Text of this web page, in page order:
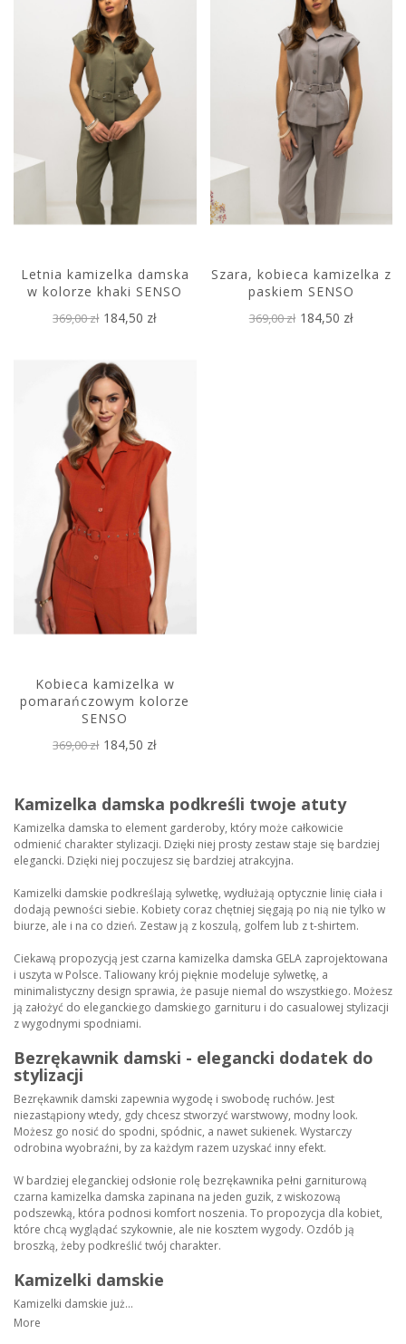
Letnia kamizelka damska
w kolorze khaki SENSO
369,00 zł 184,50 zł
Szara, kobieca kamizelka z
paskiem SENSO
369,00 zł 184,50 zł
Kobieca kamizelka w
pomarańczowym kolorze
SENSO
369,00 zł 184,50 zł
Kamizelka damska podkreśli twoje atuty
Kamizelka damska to element garderoby, który może całkowicie
odmienić charakter stylizacji. Dzięki niej prosty zestaw staje się bardziej
elegancki. Dzięki niej poczujesz się bardziej atrakcyjna.
Kamizelki damskie podkreślają sylwetkę, wydłużają optycznie linię ciała i
dodają pewności siebie. Kobiety coraz chętniej sięgają po nią nie tylko w
biurze, ale i na co dzień. Zestaw ją z koszulą, golfem lub z t-shirtem.
Ciekawą propozycją jest czarna kamizelka damska GELA zaprojektowana
i uszyta w Polsce. Taliowany krój pięknie modeluje sylwetkę, a
minimalistyczny design sprawia, że pasuje niemal do wszystkiego. Możesz
ją założyć do eleganckiego damskiego garnituru i do casualowej stylizacji
z wygodnymi spodniami.
Bezrękawnik damski - elegancki dodatek do
stylizacji
Bezrękawnik damski zapewnia wygodę i swobodę ruchów. Jest
niezastąpiony wtedy, gdy chcesz stworzyć warstwowy, modny look.
Możesz go nosić do spodni, spódnic, a nawet sukienek. Wystarczy
odrobina wyobraźni, by za każdym razem uzyskać inny efekt.
W bardziej eleganckiej odsłonie rolę bezrękawnika pełni garniturową
czarna kamizelka damska zapinana na jeden guzik, z wiskozową
podszewką, która podnosi komfort noszenia. To propozycja dla kobiet,
które chcą wyglądać szykownie, ale nie kosztem wygody. Ozdób ją
broszką, żeby podkreślić twój charakter.
Kamizelki damskie
Kamizelki damskie już...
More